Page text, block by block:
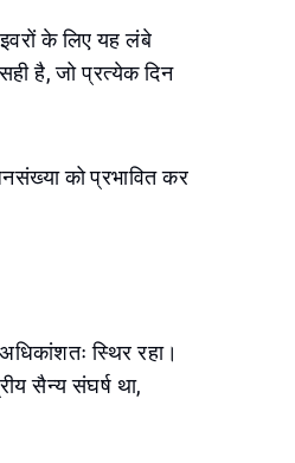
के लिए यह लंबे
है, जो प्रत्येक दिन
को प्रभावित कर
स्थिर रहा।
सैन्य संघर्ष था,